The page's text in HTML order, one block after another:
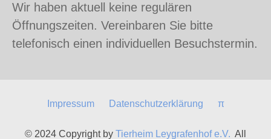
Wir haben aktuell keine regulären
Öffnungszeiten. Vereinbaren Sie bitte
telefonisch einen individuellen Besuchstermin.
Impressum Datenschutzerklärung π
© 2024 Copyright by Tierheim Leygrafenhof e.V. All